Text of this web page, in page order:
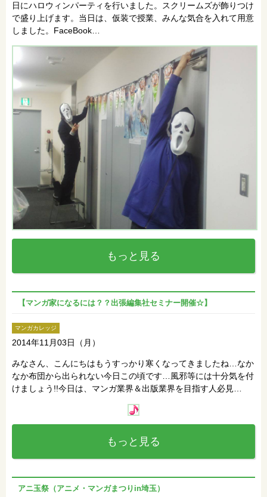
日にハロウィンパーティを行いました。スクリームズが飾りつけ
で盛り上げます。当日は、仮装で授業、みんな気合を入れて用意
しました。FaceBook…
もっと見る
【マンガ家になるには？？出張編集社セミナー開催☆】
マンガカレッジ
2014年11月03日（月）
みなさん、こんにちはもうすっかり寒くなってきましたね…なか
なか布団から出られない今日この頃です…風邪等には十分気を付
けましょう!!今日は、マンガ業界＆出版業界を目指す人必見…
もっと見る
アニ玉祭（アニメ・マンガまつりin埼玉）